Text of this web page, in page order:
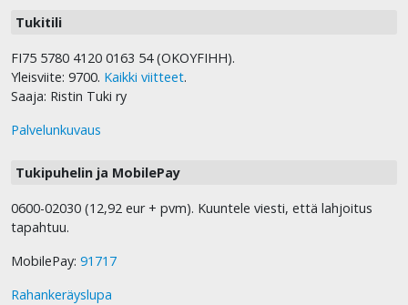
Tukitili
FI75 5780 4120 0163 54 (OKOYFIHH).
Yleisviite: 9700. Kaikki viitteet.
Saaja: Ristin Tuki ry
Palvelunkuvaus
Tukipuhelin ja MobilePay
0600-02030 (12,92 eur + pvm). Kuuntele viesti, että lahjoitus
tapahtuu.
MobilePay: 91717
Rahankeräyslupa